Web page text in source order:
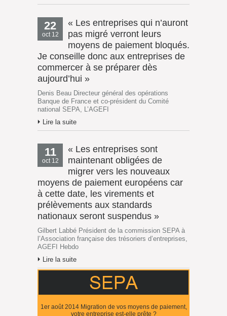
22
oct 12
« Les entreprises qui n’auront
pas migré verront leurs
moyens de paiement bloqués.
Je conseille donc aux entreprises de
commercer à se préparer dès
aujourd’hui »
Denis Beau Directeur général des opérations
Banque de France et co-président du Comité
national SEPA, L’AGEFI
Lire la suite
11
oct 12
« Les entreprises sont
maintenant obligées de
migrer vers les nouveaux
moyens de paiement européens car
à cette date, les virements et
prélèvements aux standards
nationaux seront suspendus »
Gilbert Labbé Président de la commission SEPA à
l’Association française des trésoriers d’entreprises,
AGEFI Hebdo
Lire la suite
1er août 2014 Migration de vos moyens de paiement,
votre entreprise est-elle prête ?